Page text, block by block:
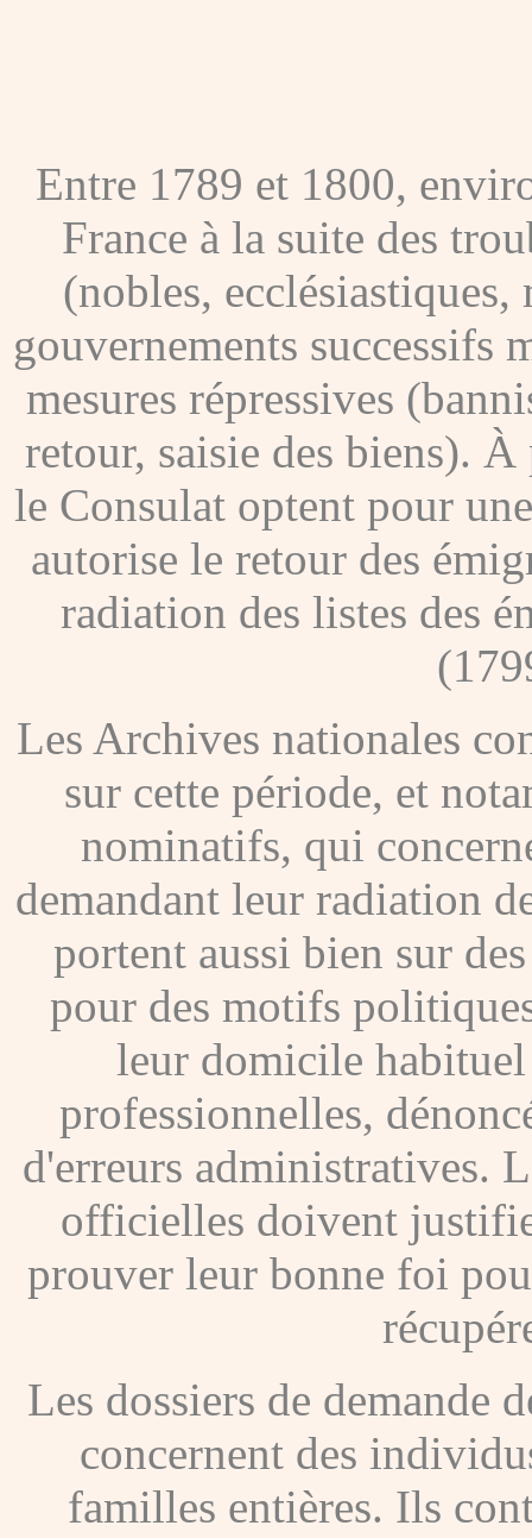
Entre 1789 et 1800,
France à la suite des
(nobles,
gouvernements successifs
mesures répressives
retour, saisie des biens).
le Consulat optent pour
autorise le retour des
radiation des listes des
Les Archives nationales
sur cette période, et
nominatifs, qui
demandant leur radiation
portent aussi bien sur
pour des motifs
leur domicile
professionnelles,
d'erreurs administratives.
officielles doivent
prouver leur bonne foi
Les dossiers de demande
concernent des
familles entières. Ils